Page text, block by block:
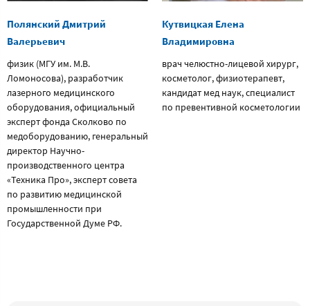
Полянский Дмитрий
Валерьевич
физик (МГУ им. М.В.
Ломоносова), разработчик
лазерного медицинского
оборудования, официальный
эксперт фонда Сколково по
медоборудованию, генеральный
директор Научно-
производственного центра
«Техника Про», эксперт совета
по развитию медицинской
промышленности при
Государственной Думе РФ.
Кутвицкая Елена
Владимировна
врач челюстно-лицевой хирург,
косметолог, физиотерапевт,
кандидат мед наук, специалист
по превентивной косметологии